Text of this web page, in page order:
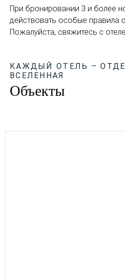
При бронировании 3 и более
действовать особые правила
Пожалуйста, свяжитесь с
КАЖДЫЙ ОТЕЛЬ –
ВСЕЛЕННАЯ
Объекты